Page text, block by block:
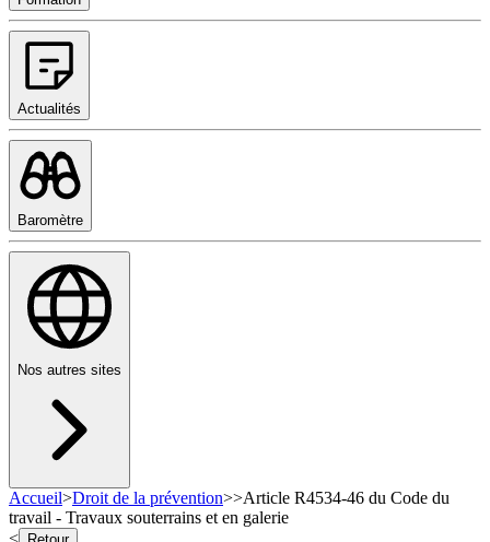
Actualités
Baromètre
Nos autres sites
Accueil>Droit de la prévention>>Article R4534-46 du Code du
travail - Travaux souterrains et en galerie